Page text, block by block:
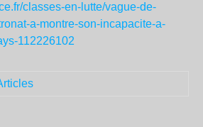
classes-en-lutte/vague-de-
a-montre-son-incapacite-a-
112226102